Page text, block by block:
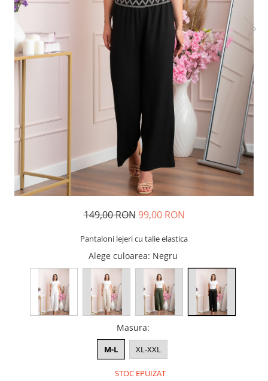
149,00 RON 99,00 RON
Pantaloni lejeri cu talie elastica
Alege culoarea: Negru
Masura:
M-L XL-XXL
STOC EPUIZAT